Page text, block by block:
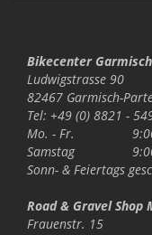
Bikecenter
Ludwigstrasse 90
82467 Garmisch-
Tel: +49 (0) 8821 -
Mo. - Fr.
Samstag
Sonn- & Feiertags
Road & Gravel Shop
Frauenstr. 15